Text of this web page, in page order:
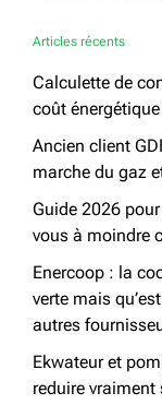
Articles récents
Calculette de
coût
Ancien client
marche du gaz
Guide 2026
vous à moindre
Enercoop : la
verte mais
autres
Ekwateur et
reduire